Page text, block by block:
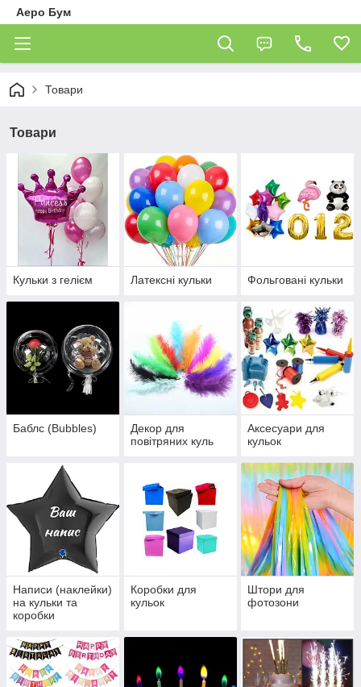
Аеро Бум
Товари
Товари
Кульки з гелієм Латексні кульки Фольговані кульки
Баблс (Bubbles)
Декор для
повітряних куль
Аксесуари для
кульок
Написи (наклейки)
на кульки та
коробки
Коробки для
кульок
Штори для
фотозони